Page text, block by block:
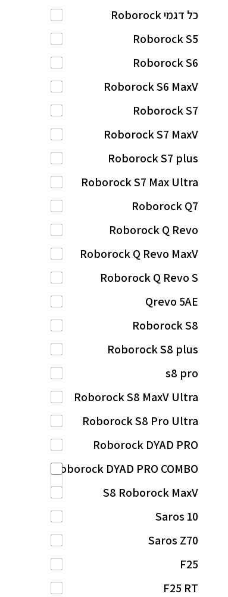
כל דגמי Roborock
Roborock S5
Roborock S6
Roborock S6 MaxV
Roborock S7
Roborock S7 MaxV
Roborock S7 plus
Roborock S7 Max Ultra
Roborock Q7
Roborock Q Revo
Roborock Q Revo MaxV
Roborock Q Revo S
Qrevo 5AE
Roborock S8
Roborock S8 plus
s8 pro
Roborock S8 MaxV Ultra
Roborock S8 Pro Ultra
Roborock DYAD PRO
Roborock DYAD PRO COMBO
S8 Roborock MaxV
Saros 10
Saros Z70
F25
F25 RT